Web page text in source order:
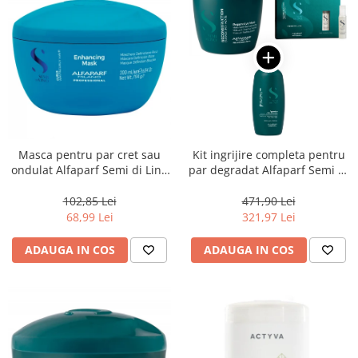
Masca pentru par cret sau
ondulat Alfaparf Semi di Lino
102,85 Lei
68,99 Lei
ADAUGA IN COS
Kit ingrijire completa pentru
par degradat Alfaparf Semi di
Reparative, Salon Size
471,90 Lei
321,97 Lei
ADAUGA IN COS